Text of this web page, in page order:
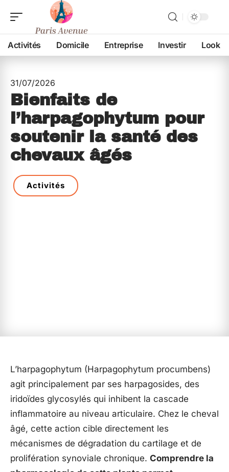
Activités Domicile Entreprise Investir Look
31/07/2026
Bienfaits de
l’harpagophytum pour
soutenir la santé des
chevaux âgés
Activités
L’harpagophytum (Harpagophytum procumbens)
agit principalement par ses harpagosides, des
iridoïdes glycosylés qui inhibent la cascade
inflammatoire au niveau articulaire. Chez le cheval
âgé, cette action cible directement les
mécanismes de dégradation du cartilage et de
prolifération synoviale chronique. Comprendre la